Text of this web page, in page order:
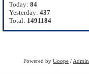
Today: 84
Yesterday: 437
Total: 1491184
Powered by Goope / Admin